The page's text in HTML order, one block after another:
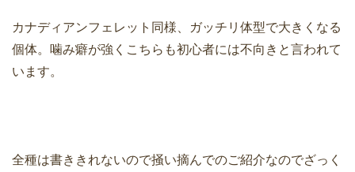
カナディアンフェレット同様、ガッチリ体型で大きくなる
個体。噛み癖が強くこちらも初心者には不向きと言われて
います。
全種は書ききれないので掻い摘んでのご紹介なのでざっく